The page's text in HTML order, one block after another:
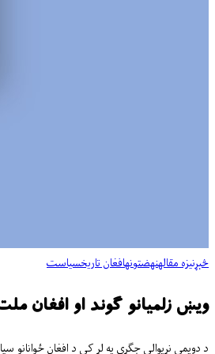
څېړنیزه مقالهنهضتونهافغان تاریخسیاست
ویښ زلمیانو گوند او افغان
د دویمې نړیوالې جګړې په لړ کې د افغان